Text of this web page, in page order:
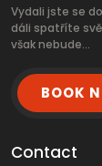
Vydali jste se
dáli spatříte
však nebude...
BOOK
Contact